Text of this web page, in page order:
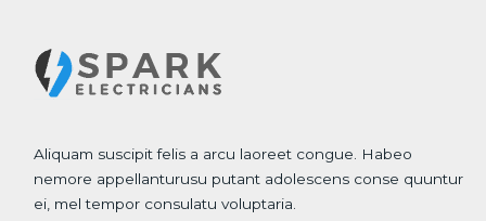
Aliquam suscipit felis a arcu laoreet congue. Habeo
nemore appellanturusu putant adolescens conse quuntur
ei, mel tempor consulatu voluptaria.